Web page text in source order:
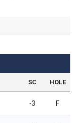
SC HOLE
-3 F